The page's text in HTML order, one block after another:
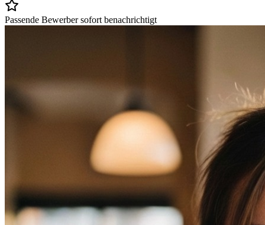
Passende Bewerber sofort benachrichtigt